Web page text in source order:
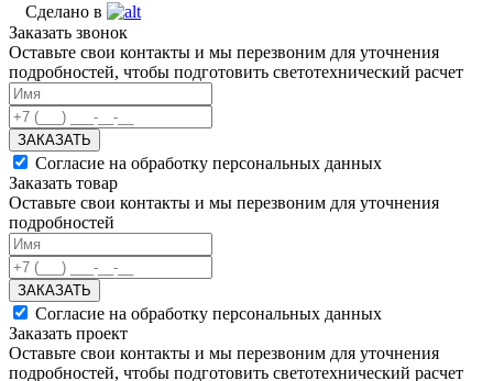
Сделано в
Заказать звонок
Оставьте свои контакты и мы перезвоним для уточнения
подробностей, чтобы подготовить светотехнический расчет
ЗАКАЗАТЬ
Согласие на обработку персональных данных
Заказать товар
Оставьте свои контакты и мы перезвоним для уточнения
подробностей
ЗАКАЗАТЬ
Согласие на обработку персональных данных
Заказать проект
Оставьте свои контакты и мы перезвоним для уточнения
подробностей, чтобы подготовить светотехнический расчет